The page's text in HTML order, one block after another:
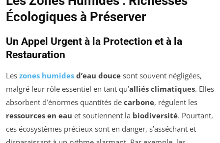
Écologiques à Préserver
Un Appel Urgent à la Protection et à la
Restauration
Les zones humides d’eau douce sont souvent négligées,
malgré leur rôle essentiel en tant qu’alliés climatiques. Elles
absorbent d’énormes quantités de carbone, régulent les
ressources en eau et soutiennent la biodiversité. Pourtant,
ces écosystèmes précieux sont en danger, s’asséchant et